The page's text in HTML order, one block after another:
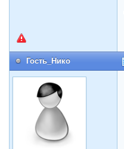
Гость_Нико